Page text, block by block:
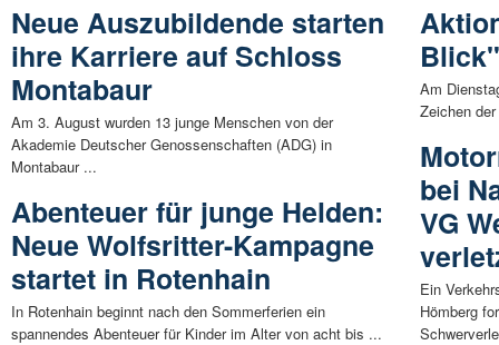
Neue Auszubildende starten
ihre Karriere auf Schloss
Montabaur
Am 3. August wurden 13 junge Menschen von der
Akademie Deutscher Genossenschaften (ADG) in
Montabaur ...
Abenteuer für junge Helden:
Neue Wolfsritter-Kampagne
startet in Rotenhain
In Rotenhain beginnt nach den Sommerferien ein
spannendes Abenteuer für Kinder im Alter von acht bis ...
Am
Zeichen
bei
VG
Ein
Hömberg